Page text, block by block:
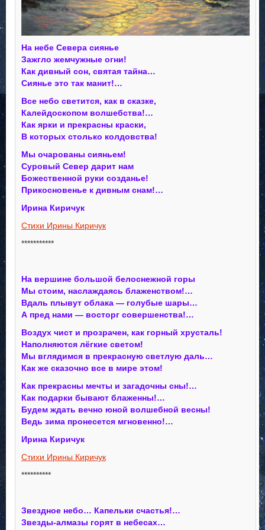
На небе Севера сиянье
Зажгло жемчужные огни!
Как дивный сон, святая тайна…
Сиянье это так манит!…
Все небо светится, как в сказке,
Калейдоскопом волшебства!…
Как ярки и прекрасны краски,
В которых столько колдовства!
Мы очарованы сияньем!
Суровый Север дарит нам
Божественной руки созданье!
Прикосновенье к дивным снам!…
Ирина Киричук
Стихи Ирины Киричук
***********
На вершине большой белоснежной горы
Мы стоим, наслаждаясь блаженством!…
Вдаль плывут облака — голубые шары…
А пред нами — восторг совершенства!…
Воздух чист и прозрачен, как горный хрусталь!
Наполняются лёгкие светом!
Мы вглядимся в прекрасную светлую даль…
Как же сказочно все в мире этом!
Как прекрасны мечты и загадочны сны!…
Как подарки бывают блаженны!…
Будем ждать вечно юной волшебной весны!
Ведь зима пронесется мгновенно!…
Ирина Киричук
Стихи Ирины Киричук
**********
Звездное небо… Капельки счастья!…
Звезды-алмазы горят в небесах…